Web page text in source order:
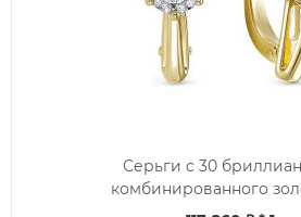
Серьги с 30
комбинированного